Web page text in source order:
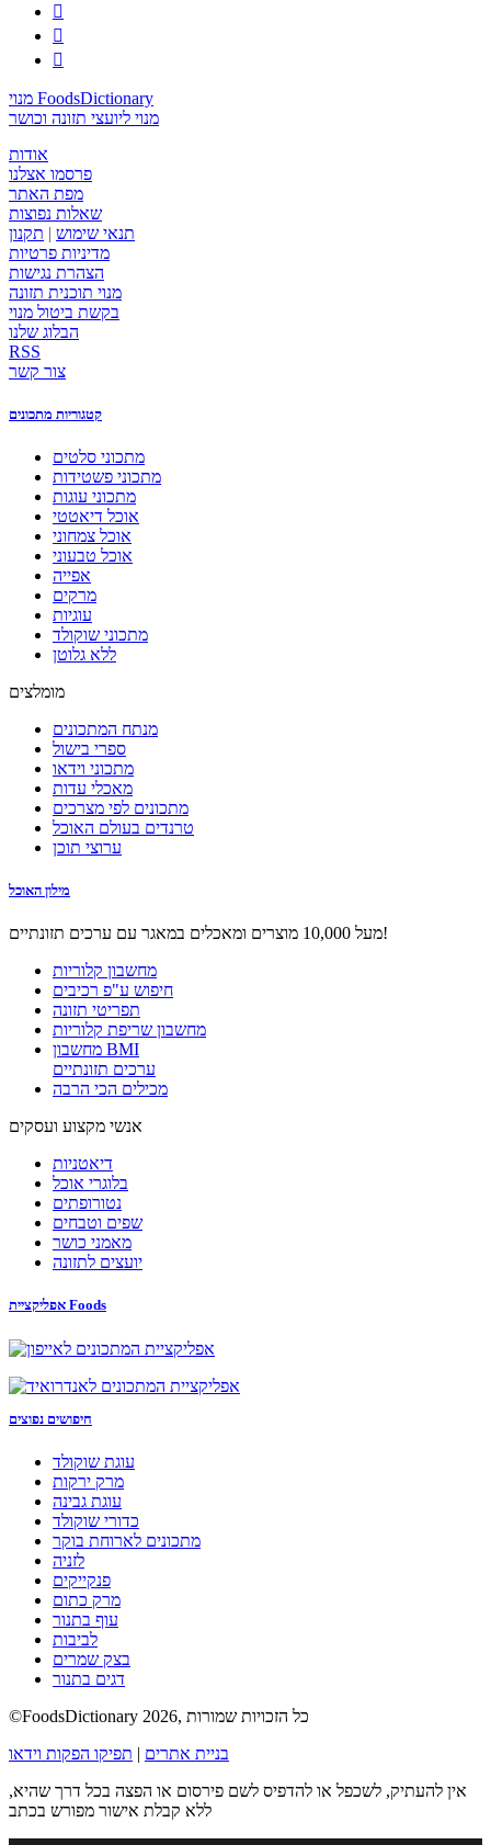



מנוי FoodsDictionary
מנוי ליועצי תזונה וכושר
אודות
פרסמו אצלנו
מפת האתר
שאלות נפוצות
תנאי שימוש | תקנון
מדיניות פרטיות
הצהרת נגישות
מנוי תוכנית תזונה
בקשת ביטול מנוי
הבלוג שלנו
RSS
צור קשר
קטגוריות מתכונים
מתכוני סלטים
מתכוני פשטידות
מתכוני עוגות
אוכל דיאטטי
אוכל צמחוני
אוכל טבעוני
אפייה
מרקים
עוגיות
מתכוני שוקולד
ללא גלוטן
מומלצים
מנתח המתכונים
ספרי בישול
מתכוני וידאו
מאכלי עדות
מתכונים לפי מצרכים
טרנדים בעולם האוכל
ערוצי תוכן
מילון האוכל
מעל 10,000 מוצרים ומאכלים במאגר עם ערכים תזונתיים!
מחשבון קלוריות
חיפוש ע"פ רכיבים
תפריטי תזונה
מחשבון שריפת קלוריות
מחשבון BMI
ערכים תזונתיים
מכילים הכי הרבה
אנשי מקצוע ועסקים
דיאטניות
בלוגרי אוכל
נטורופתים
שפים וטבחים
מאמני כושר
יועצים לתזונה
אפליקציית Foods
חיפושים נפוצים
עוגת שוקולד
מרק ירקות
עוגת גבינה
כדורי שוקולד
מתכונים לארוחת בוקר
לזניה
פנקייקים
מרק כתום
עוף בתנור
לביבות
בצק שמרים
דגים בתנור
©FoodsDictionary 2026, כל הזכויות שמורות
בניית אתרים | תפיקו הפקות וידאו
אין להעתיק, לשכפל או להדפיס לשם פירסום או הפצה בכל דרך שהיא,
ללא קבלת אישור מפורש בכתב